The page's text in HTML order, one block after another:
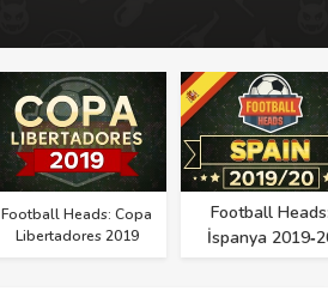
Football Heads: Copa
Libertadores 2019
Football
İspanya